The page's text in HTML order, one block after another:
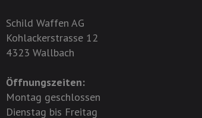
Schild Waffen AG
Kohlackerstrasse 12
4323 Wallbach
Öffnungszeiten:
Montag geschlossen
Dienstag bis Freitag